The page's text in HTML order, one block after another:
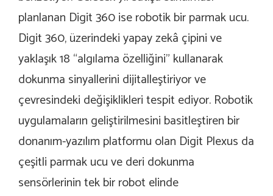
planlanan Digit 360 ise robotik bir parmak ucu.
Digit 360, üzerindeki yapay zekâ çipini ve
yaklaşık 18 “algılama özelliğini” kullanarak
dokunma sinyallerini dijitalleştiriyor ve
çevresindeki değişiklikleri tespit ediyor. Robotik
uygulamaların geliştirilmesini basitleştiren bir
donanım-yazılım platformu olan Digit Plexus da
çeşitli parmak ucu ve deri dokunma
sensörlerinin tek bir robot elinde